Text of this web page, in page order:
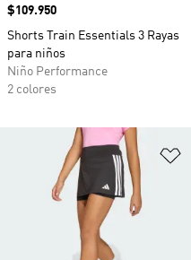
Precio
$109.950
Shorts Train Essentials 3 Rayas
para niños
Niño Performance
2 colores